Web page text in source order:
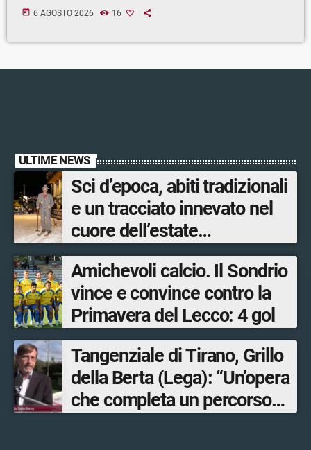
today 6 AGOSTO 2026 16
ULTIME NEWS
Sci d’epoca, abiti tradizionali
e un tracciato innevato nel
cuore dell’estate
accompagnano Livigno verso
la nuova stagione invernale
Amichevoli calcio. Il Sondrio
vince e convince contro la
Primavera del Lecco: 4 gol
Tangenziale di Tirano, Grillo
della Berta (Lega): “Un’opera
che completa un percorso